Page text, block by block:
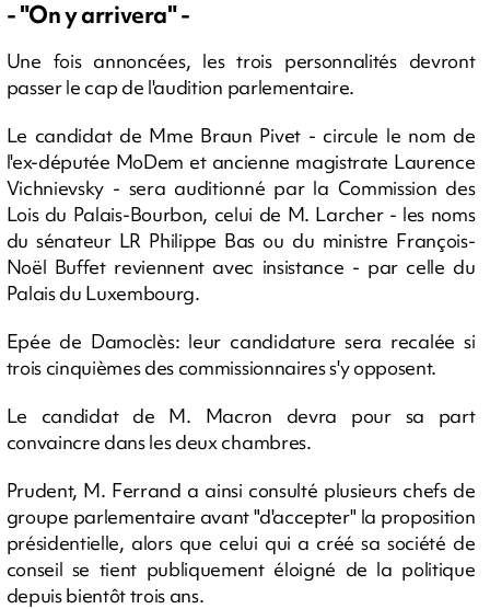
- "On y arrivera" -
Une fois annoncées, les trois personnalités devront
passer le cap de l'audition parlementaire.
Le candidat de Mme Braun Pivet - circule le nom de
l'ex-députée MoDem et ancienne magistrate Laurence
Vichnievsky - sera auditionné par la Commission des
Lois du Palais-Bourbon, celui de M. Larcher - les noms
du sénateur LR Philippe Bas ou du ministre François-
Noël Buffet reviennent avec insistance - par celle du
Palais du Luxembourg.
Epée de Damoclès: leur candidature sera recalée si
trois cinquièmes des commissionnaires s'y opposent.
Le candidat de M. Macron devra pour sa part
convaincre dans les deux chambres.
Prudent, M. Ferrand a ainsi consulté plusieurs chefs de
groupe parlementaire avant "d'accepter" la proposition
présidentielle, alors que celui qui a créé sa société de
conseil se tient publiquement éloigné de la politique
depuis bientôt trois ans.